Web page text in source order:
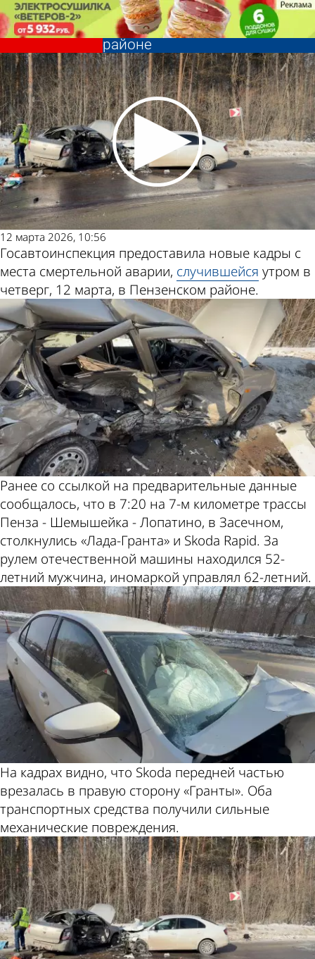
Появились новые кадры с
места трагедии в Пензенском
районе
Происшествия
12 марта 2026, 10:56
Госавтоинспекция предоставила новые кадры с
места смертельной аварии, случившейся утром в
четверг, 12 марта, в Пензенском районе.
Ранее со ссылкой на предварительные данные
сообщалось, что в 7:20 на 7-м километре трассы
Пенза - Шемышейка - Лопатино, в Засечном,
столкнулись «Лада-Гранта» и Skoda Rapid. За
рулем отечественной машины находился 52-
летний мужчина, иномаркой управлял 62-летний.
На кадрах видно, что Skoda передней частью
врезалась в правую сторону «Гранты». Оба
транспортных средства получили сильные
механические повреждения.
Появились новые кадры с
места трагедии в Пензенском
районе
Другие
новости по
теме
Погода и
курсы валют
в Пензе